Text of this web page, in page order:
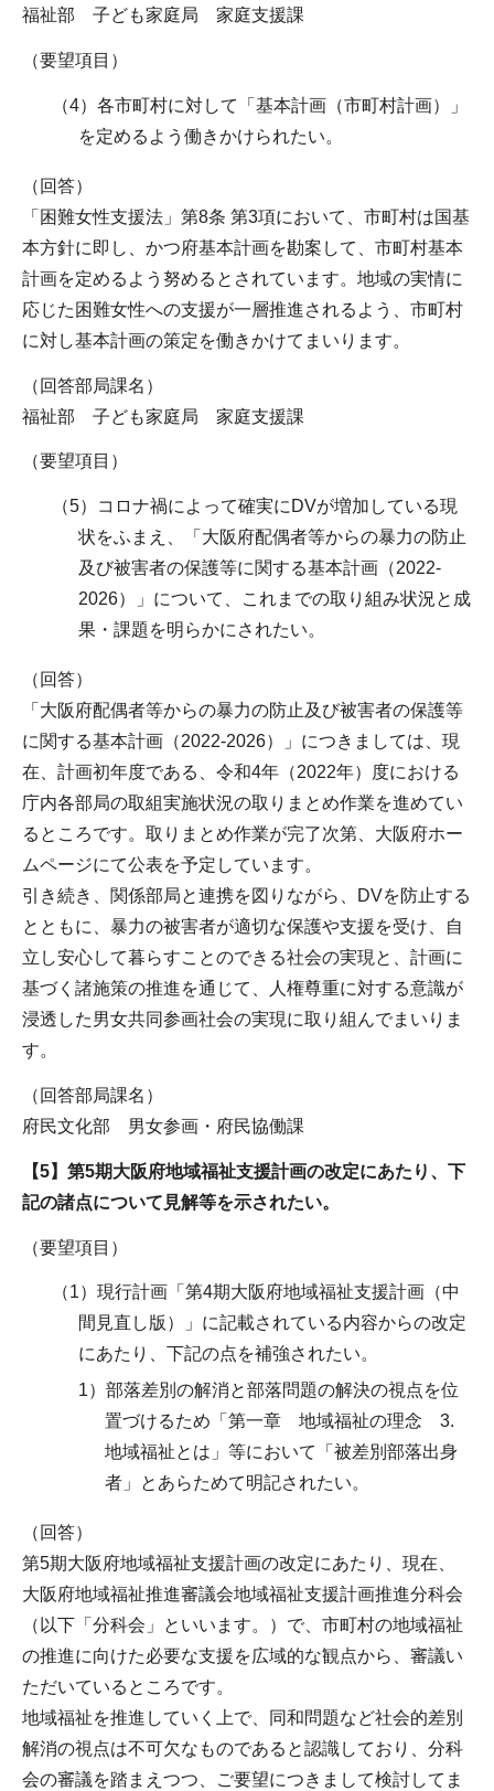
福祉部 子ども家庭局 家庭支援課
（要望項目）
（4）各市町村に対して「基本計画（市町村計画）」
を定めるよう働きかけられたい。
（回答）
「困難女性支援法」第8条 第3項において、市町村は国基
本方針に即し、かつ府基本計画を勘案して、市町村基本
計画を定めるよう努めるとされています。地域の実情に
応じた困難女性への支援が一層推進されるよう、市町村
に対し基本計画の策定を働きかけてまいります。
（回答部局課名）
福祉部 子ども家庭局 家庭支援課
（要望項目）
（5）コロナ禍によって確実にDVが増加している現
状をふまえ、「大阪府配偶者等からの暴力の防止
及び被害者の保護等に関する基本計画（2022-
2026）」について、これまでの取り組み状況と成
果・課題を明らかにされたい。
（回答）
「大阪府配偶者等からの暴力の防止及び被害者の保護等
に関する基本計画（2022-2026）」につきましては、現
在、計画初年度である、令和4年（2022年）度における
庁内各部局の取組実施状況の取りまとめ作業を進めてい
るところです。取りまとめ作業が完了次第、大阪府ホー
ムページにて公表を予定しています。
引き続き、関係部局と連携を図りながら、DVを防止する
とともに、暴力の被害者が適切な保護や支援を受け、自
立し安心して暮らすことのできる社会の実現と、計画に
基づく諸施策の推進を通じて、人権尊重に対する意識が
浸透した男女共同参画社会の実現に取り組んでまいりま
す。
（回答部局課名）
府民文化部 男女参画・府民協働課
【5】第5期大阪府地域福祉支援計画の改定にあたり、下
記の諸点について見解等を示されたい。
（要望項目）
（1）現行計画「第4期大阪府地域福祉支援計画（中
間見直し版）」に記載されている内容からの改定
にあたり、下記の点を補強されたい。
1）部落差別の解消と部落問題の解決の視点を位
置づけるため「第一章 地域福祉の理念 3.
地域福祉とは」等において「被差別部落出身
者」とあらためて明記されたい。
（回答）
第5期大阪府地域福祉支援計画の改定にあたり、現在、
大阪府地域福祉推進審議会地域福祉支援計画推進分科会
（以下「分科会」といいます。）で、市町村の地域福祉
の推進に向けた必要な支援を広域的な観点から、審議い
ただいているところです。
地域福祉を推進していく上で、同和問題など社会的差別
解消の視点は不可欠なものであると認識しており、分科
会の審議を踏まえつつ、ご要望につきまして検討してま